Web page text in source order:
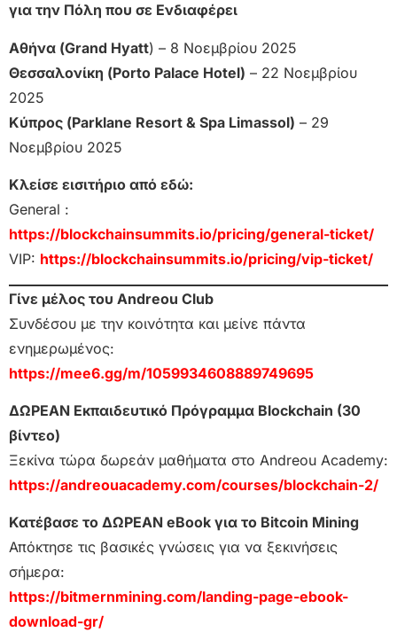
για την Πόλη που σε Ενδιαφέρει
Αθήνα (Grand Hyatt) – 8 Νοεμβρίου 2025
Θεσσαλονίκη (Porto Palace Hotel) – 22 Νοεμβρίου
2025
Κύπρος (Parklane Resort & Spa Limassol) – 29
Νοεμβρίου 2025
Κλείσε εισιτήριο από εδώ:
General :
https://blockchainsummits.io/pricing/general-ticket/
VIP: https://blockchainsummits.io/pricing/vip-ticket/
Γίνε μέλος του Andreou Club
Συνδέσου με την κοινότητα και μείνε πάντα
ενημερωμένος:
https://mee6.gg/m/1059934608889749695
ΔΩΡΕΑΝ Εκπαιδευτικό Πρόγραμμα Blockchain (30
βίντεο)
Ξεκίνα τώρα δωρεάν μαθήματα στο Andreou Academy:
https://andreouacademy.com/courses/blockchain-2/
Κατέβασε το ΔΩΡΕΑΝ eBook για το Bitcoin Mining
Απόκτησε τις βασικές γνώσεις για να ξεκινήσεις
σήμερα:
https://bitmernmining.com/landing-page-ebook-
download-gr/